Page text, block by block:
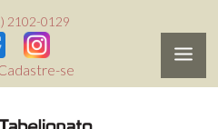
2102-0129
se